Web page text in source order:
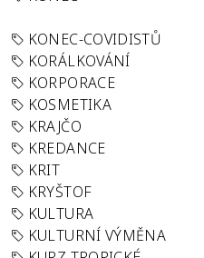
KONEC-COVIDISTŮ
KORÁLKOVÁNÍ
KORPORACE
KOSMETIKA
KRAJČO
KREDANCE
KRIT
KRYŠTOF
KULTURA
KULTURNÍ VÝMĚNA